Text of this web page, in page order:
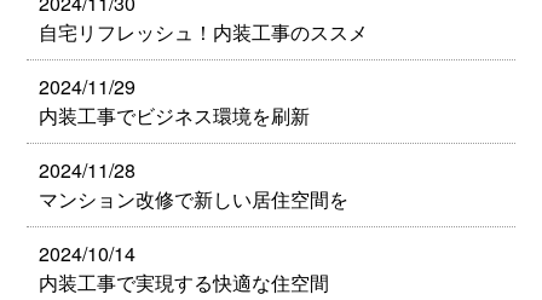
自宅リフレッシュ！内装工事のススメ
2024/11/29
内装工事でビジネス環境を刷新
2024/11/28
マンション改修で新しい居住空間を
2024/10/14
内装工事で実現する快適な住空間